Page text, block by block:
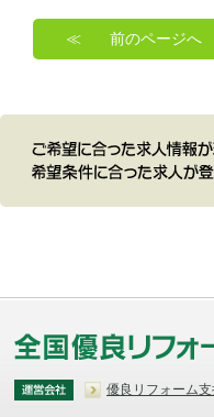
前のページへ
優良リフォーム